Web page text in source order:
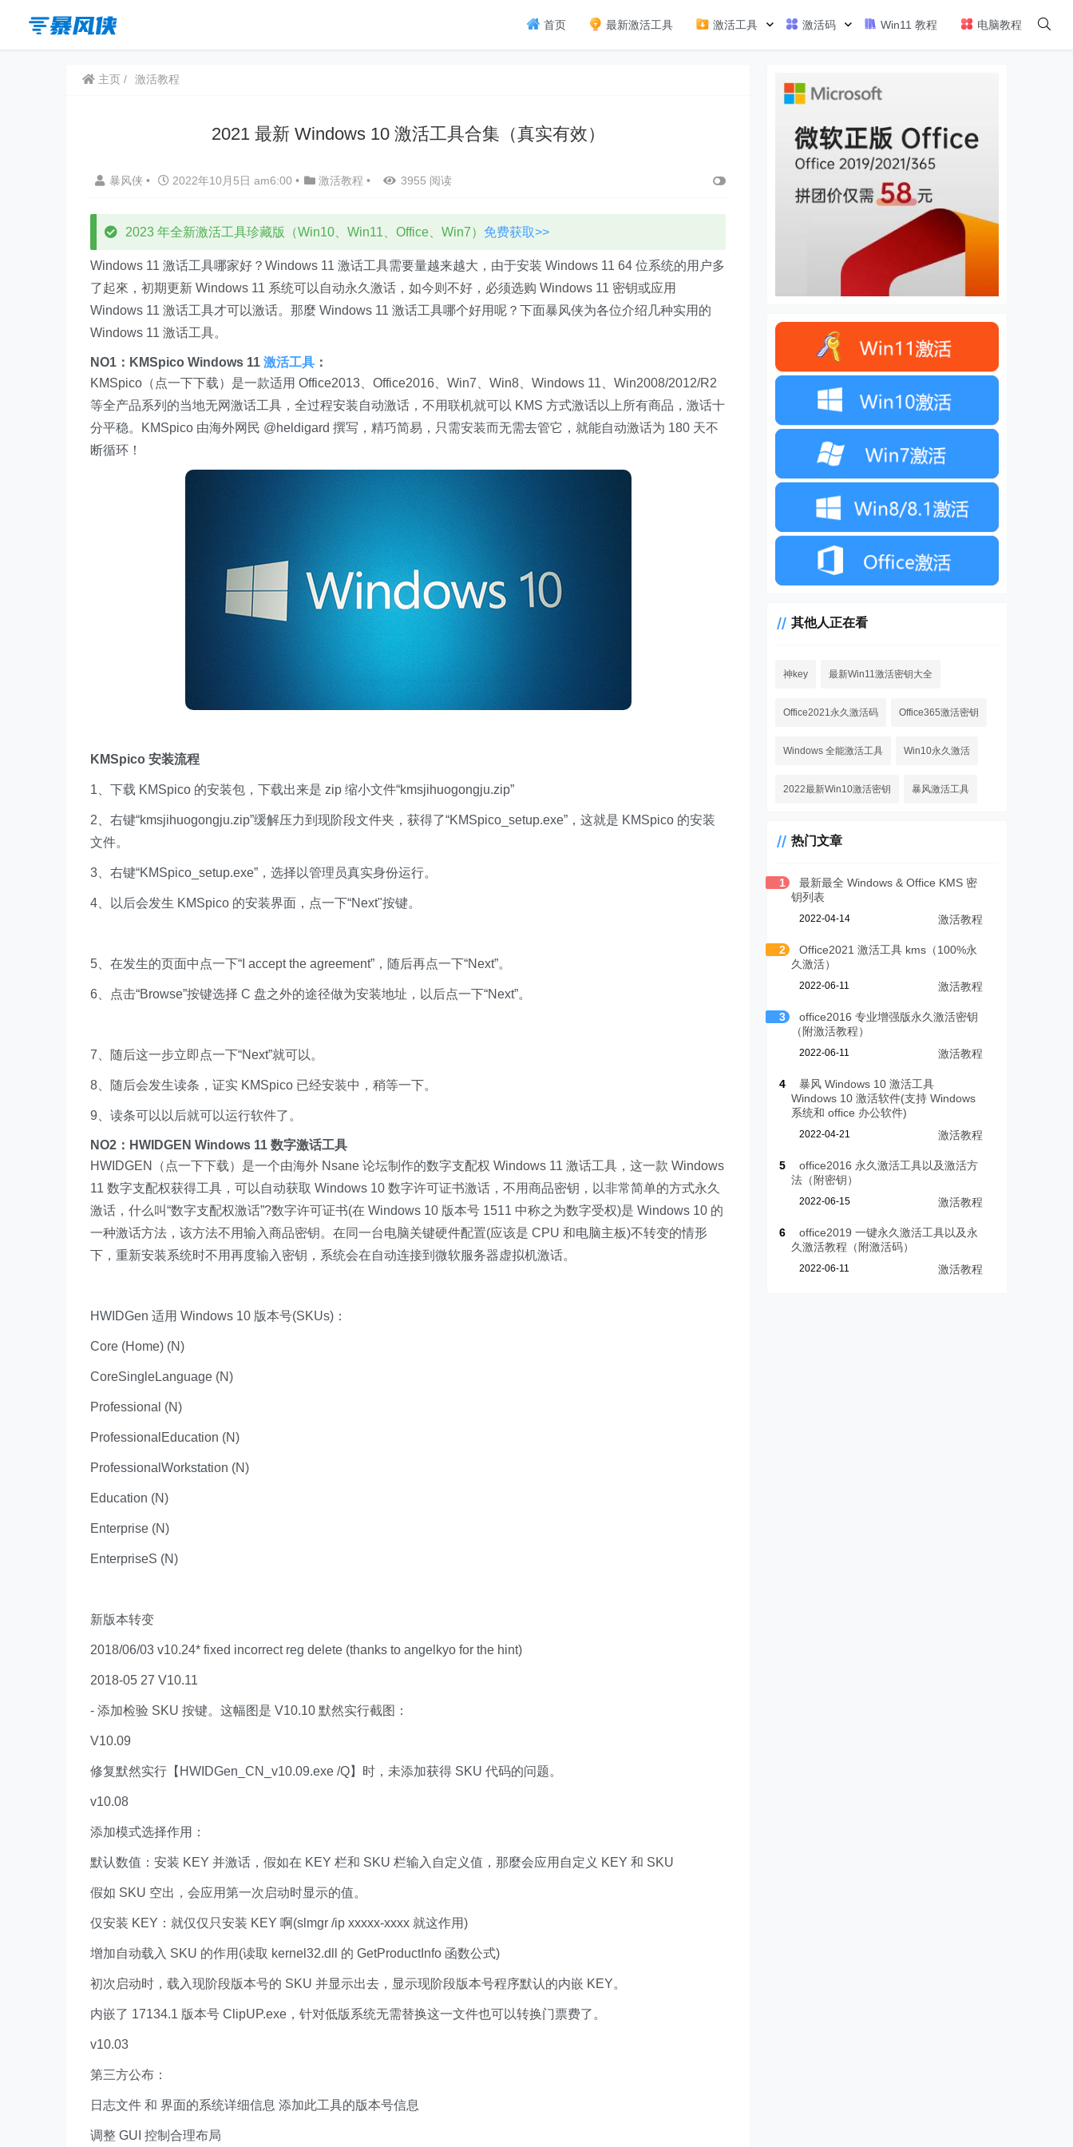
首页 最新激活工具 激活工具 激活码 Win11 教程 电脑教程
主页 激活教程
2021 最新 Windows 10 激活工具合集（真实有效）
暴风侠 • 2022年10月5日 am6:00 • 激活教程 • 3955 阅读
2023 年全新激活工具珍藏版（Win10、Win11、Office、Win7） 免费获取>>
Windows 11 激话工具哪家好？Windows 11 激话工具需要量越来越大，由于安装 Windows 11 64 位系统的用户多
了起來，初期更新 Windows 11 系统可以自动永久激话，如今则不好，必须选购 Windows 11 密钥或应用
Windows 11 激话工具才可以激话。那麼 Windows 11 激话工具哪个好用呢？下面暴风侠为各位介绍几种实用的
Windows 11 激话工具。
NO1：KMSpico Windows 11 激活工具 ：
KMSpico（点一下下载）是一款适用 Office2013、Office2016、Win7、Win8、Windows 11、Win2008/2012/R2
等全产品系列的当地无网激话工具，全过程安装自动激话，不用联机就可以 KMS 方式激话以上所有商品，激话十
分平稳。KMSpico 由海外网民 @heldigard 撰写，精巧简易，只需安装而无需去管它，就能自动激话为 180 天不
断循环！
KMSpico 安装流程
1、下载 KMSpico 的安装包，下载出来是 zip 缩小文件“kmsjihuogongju.zip”
2、右键“kmsjihuogongju.zip”缓解压力到现阶段文件夹，获得了“KMSpico_setup.exe”，这就是 KMSpico 的安装
文件。
3、右键“KMSpico_setup.exe”，选择以管理员真实身份运行。
4、以后会发生 KMSpico 的安装界面，点一下“Next"按键。
5、在发生的页面中点一下“I accept the agreement”，随后再点一下“Next”。
6、点击“Browse”按键选择 C 盘之外的途径做为安装地址，以后点一下“Next”。
7、随后这一步立即点一下“Next”就可以。
8、随后会发生读条，证实 KMSpico 已经安装中，稍等一下。
9、读条可以以后就可以运行软件了。
NO2：HWIDGEN Windows 11 数字激话工具
HWIDGEN（点一下下载）是一个由海外 Nsane 论坛制作的数字支配权 Windows 11 激话工具，这一款 Windows
11 数字支配权获得工具，可以自动获取 Windows 10 数字许可证书激话，不用商品密钥，以非常简单的方式永久
激话，什么叫“数字支配权激话”?数字许可证书(在 Windows 10 版本号 1511 中称之为数字受权)是 Windows 10 的
一种激话方法，该方法不用输入商品密钥。在同一台电脑关键硬件配置(应该是 CPU 和电脑主板)不转变的情形
下，重新安装系统时不用再度输入密钥，系统会在自动连接到微软服务器虚拟机激话。
HWIDGen 适用 Windows 10 版本号(SKUs)：
Core (Home) (N)
CoreSingleLanguage (N)
Professional (N)
ProfessionalEducation (N)
ProfessionalWorkstation (N)
Education (N)
Enterprise (N)
EnterpriseS (N)
新版本转变
2018/06/03 v10.24* fixed incorrect reg delete (thanks to angelkyo for the hint)
2018-05 27 V10.11
- 添加检验 SKU 按键。这幅图是 V10.10 默然实行截图：
V10.09
修复默然实行【HWIDGen_CN_v10.09.exe /Q】时，未添加获得 SKU 代码的问题。
v10.08
添加模式选择作用：
默认数值：安装 KEY 并激话，假如在 KEY 栏和 SKU 栏输入自定义值，那麼会应用自定义 KEY 和 SKU
假如 SKU 空出，会应用第一次启动时显示的值。
仅安装 KEY：就仅仅只安装 KEY 啊(slmgr /ip xxxxx-xxxx 就这作用)
增加自动载入 SKU 的作用(读取 kernel32.dll 的 GetProductInfo 函数公式)
初次启动时，载入现阶段版本号的 SKU 并显示出去，显示现阶段版本号程序默认的内嵌 KEY。
内嵌了 17134.1 版本号 ClipUP.exe，针对低版系统无需替换这一文件也可以转换门票费了。
v10.03
第三方公布：
日志文件 和 界面的系统详细信息 添加此工具的版本号信息
调整 GUI 控制合理布局
其他人正在看
神key 最新Win11激活密钥大全
Office2021永久激活码 Office365激活密钥
Windows 全能激活工具 Win10永久激活
2022最新Win10激活密钥 暴风激活工具
热门文章
1
最新最全 Windows & Office KMS 密
钥列表
2022-04-14 激活教程
2
Office2021 激活工具 kms（100%永
久激活）
2022-06-11 激活教程
3
office2016 专业增强版永久激活密钥
（附激活教程）
2022-06-11 激活教程
4
暴风 Windows 10 激活工具
Windows 10 激活软件(支持 Windows
系统和 office 办公软件)
2022-04-21 激活教程
5
office2016 永久激活工具以及激活方
法（附密钥）
2022-06-15 激活教程
6
office2019 一键永久激活工具以及永
久激活教程（附激活码）
2022-06-11 激活教程